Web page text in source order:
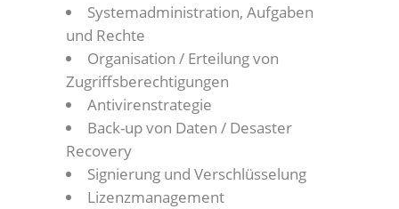
Systemadministration, Aufgaben
und Rechte
Organisation / Erteilung von
Zugriffsberechtigungen
Antivirenstrategie
Back-up von Daten / Desaster
Recovery
Signierung und Verschlüsselung
Lizenzmanagement